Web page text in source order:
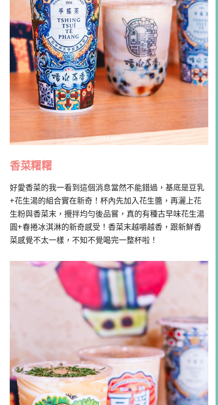
香菜糬糬
好愛香菜的我一看到這個消息當然不能錯過，基底是豆乳
+花生湯的組合實在新奇！杯內先加入花生醬，再灑上花
生粉與香菜末，攪拌均勻後品嘗，真的有種古早味花生湯
圓+春捲冰淇淋的新奇感受！香菜末越嚼越香，跟新鮮香
菜感覺不太一樣，不知不覺喝完一整杯啦！